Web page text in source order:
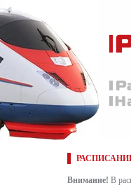
Внимание! В